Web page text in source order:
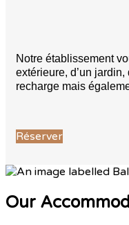
Notre établissement
extérieure, d’un
recharge mais
Réserver
Our